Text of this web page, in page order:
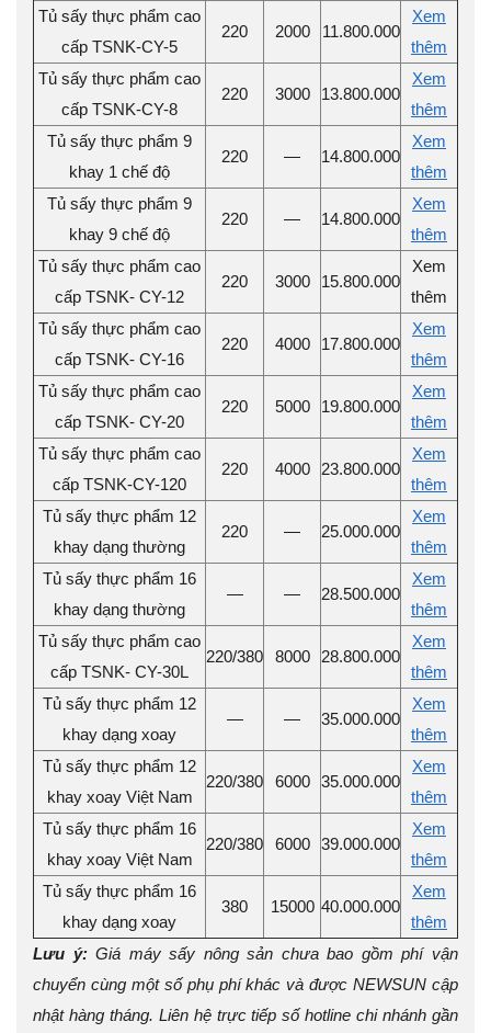
Tủ sấy thực phẩm cao
cấp TSNK-CY-5
220 2000 11.800.000
Xem
thêm
Tủ sấy thực phẩm cao
cấp TSNK-CY-8
220 3000 13.800.000
Xem
thêm
Tủ sấy thực phẩm 9
khay 1 chế độ
220 — 14.800.000
Xem
thêm
Tủ sấy thực phẩm 9
khay 9 chế độ
220 — 14.800.000
Xem
thêm
Tủ sấy thực phẩm cao
cấp TSNK- CY-12
220 3000 15.800.000
Xem
thêm
Tủ sấy thực phẩm cao
cấp TSNK- CY-16
220 4000 17.800.000
Xem
thêm
Tủ sấy thực phẩm cao
cấp TSNK- CY-20
220 5000 19.800.000
Xem
thêm
Tủ sấy thực phẩm cao
cấp TSNK-CY-120
220 4000 23.800.000
Xem
thêm
Tủ sấy thực phẩm 12
khay dạng thường
220 — 25.000.000
Xem
thêm
Tủ sấy thực phẩm 16
khay dạng thường
— — 28.500.000
Xem
thêm
Tủ sấy thực phẩm cao
cấp TSNK- CY-30L
220/380 8000 28.800.000
Xem
thêm
Tủ sấy thực phẩm 12
khay dạng xoay
— — 35.000.000
Xem
thêm
Tủ sấy thực phẩm 12
khay xoay Việt Nam
220/380 6000 35.000.000
Xem
thêm
Tủ sấy thực phẩm 16
khay xoay Việt Nam
220/380 6000 39.000.000
Xem
thêm
Tủ sấy thực phẩm 16
khay dạng xoay
380 15000 40.000.000
Xem
thêm
Lưu ý:Giá máy sấy nông sản chưa bao gồm phí vận
chuyển cùng một số phụ phí khác và được NEWSUN cập
nhật hàng tháng. Liên hệ trực tiếp số hotline chi nhánh gần